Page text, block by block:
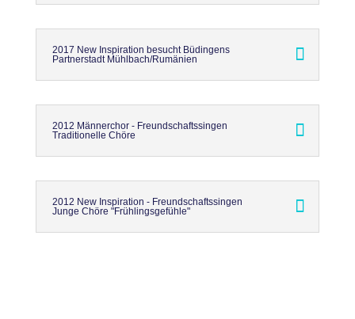
2017 New Inspiration besucht Büdingens
Partnerstadt Mühlbach/Rumänien
2012 Männerchor - Freundschaftssingen
Traditionelle Chöre
2012 New Inspiration - Freundschaftssingen
Junge Chöre "Frühlingsgefühle"